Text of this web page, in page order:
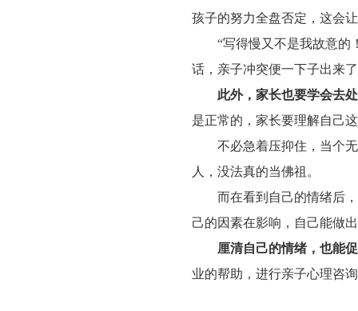
孩子的努力全盘否定，这会
“写得慢又不是我故意的
话，亲子冲突便一下子出来
此外，家长也要学会去
是正常的，家长要理解自己
不必急着压抑住，当个
人，没法真的当佛祖。
而在看到自己的情绪后
己的因素在影响，自己能做
厘清自己的情绪，也能
业的帮助，进行亲子心理咨